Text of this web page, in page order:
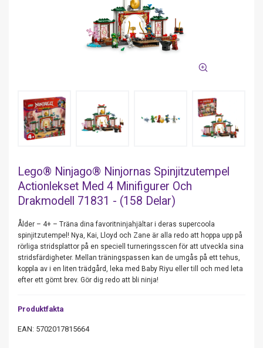
Lego® Ninjago® Ninjornas Spinjitzutempel
Actionlekset Med 4 Minifigurer Och
Drakmodell 71831 - (158 Delar)
Ålder – 4+ – Träna dina favoritninjahjältar i deras supercoola
spinjitzutempel! Nya, Kai, Lloyd och Zane är alla redo att hoppa upp på
rörliga stridsplattor på en speciell turneringsscen för att utveckla sina
stridsfärdigheter. Mellan träningspassen kan de umgås på ett tehus,
koppla av i en liten trädgård, leka med Baby Riyu eller till och med leta
efter ett gömt brev. Gör dig redo att bli ninja!
Produktfakta
EAN: 5702017815664